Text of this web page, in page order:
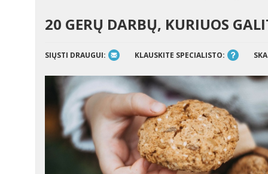
20 GERŲ DARBŲ, KURIUOS
SIŲSTI DRAUGUI: KLAUSKITE SPECIALISTO: